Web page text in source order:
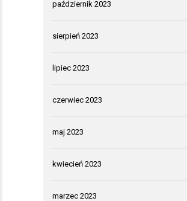
październik 2023
sierpień 2023
lipiec 2023
czerwiec 2023
maj 2023
kwiecień 2023
marzec 2023